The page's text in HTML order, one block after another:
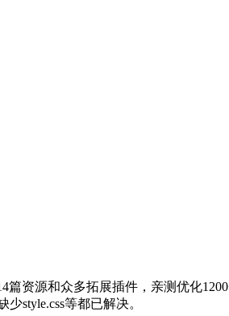
资源和众多拓展插件，亲测优化
style.css等都已解决。